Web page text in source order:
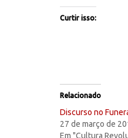
Curtir isso:
Relacionado
Discurso no
27 de março de
Em "Cultura